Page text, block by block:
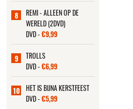
8
REMI - ALLEEN OP DE
WERELD (2DVD)
DVD -€9,99
9
TROLLS
DVD -€6,99
10
HET IS BIJNA KERSTFEEST
DVD -€5,99